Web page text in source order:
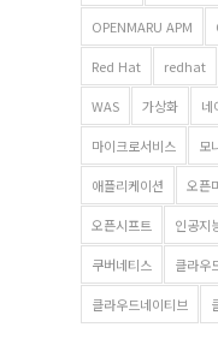
OPENMARU APM
Red Hat redhat
WAS 가상화 네
마이크로서비스 모
애플리케이션 오픈
오픈시프트 인공지
쿠버네티스 클라우
클라우드네이티브